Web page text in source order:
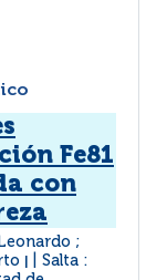
Fe81
con
;
Salta :